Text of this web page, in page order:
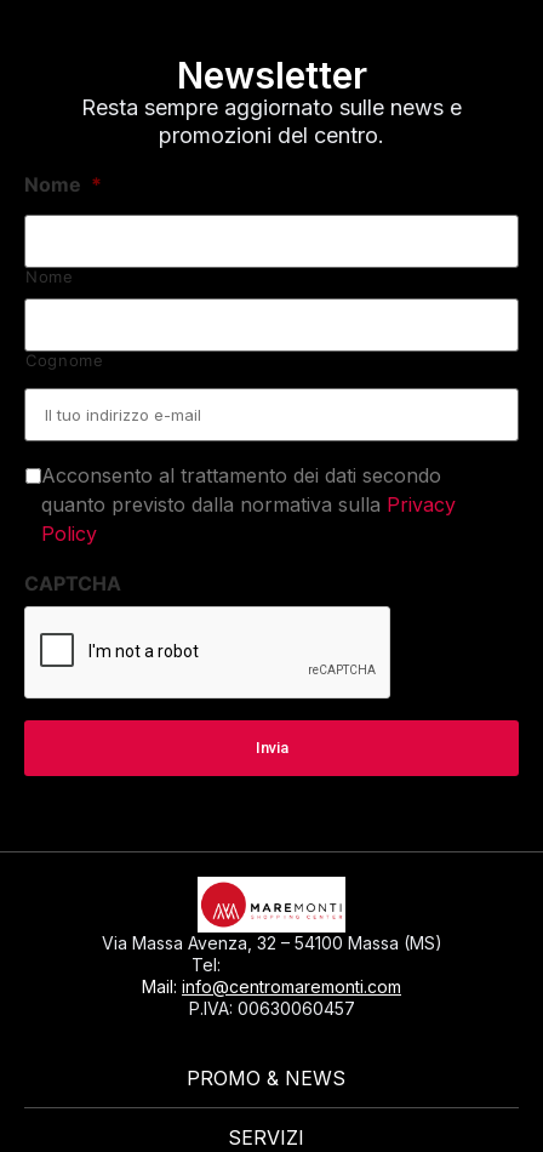
Newsletter
Resta sempre aggiornato sulle news e
promozioni del centro.
Nome *
Nome
Cognome
Email
Acconsento al trattamento dei dati secondo
quanto previsto dalla normativa sulla Privacy
Policy
CAPTCHA
Via Massa Avenza, 32 – 54100 Massa (MS)
Tel:
Mail: info@centromaremonti.com
P.IVA: 00630060457
PROMO & NEWS
SERVIZI